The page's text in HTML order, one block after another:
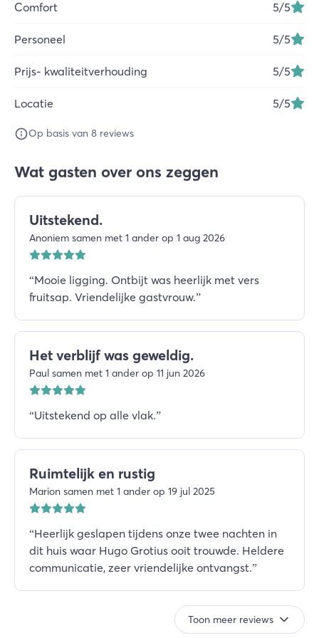
Comfort 5/5
Personeel 5/5
Prijs- kwaliteitverhouding 5/5
Locatie 5/5
Op basis van 8 reviews
Wat gasten over ons zeggen
Uitstekend.
Anoniem samen met 1 ander op 1 aug 2026
“Mooie ligging. Ontbijt was heerlijk met vers
fruitsap. Vriendelijke gastvrouw.”
Het verblijf was geweldig.
Paul samen met 1 ander op 11 jun 2026
“Uitstekend op alle vlak.”
Ruimtelijk en rustig
Marion samen met 1 ander op 19 jul 2025
“Heerlijk geslapen tijdens onze twee nachten in
dit huis waar Hugo Grotius ooit trouwde. Heldere
communicatie, zeer vriendelijke ontvangst.”
Toon meer reviews